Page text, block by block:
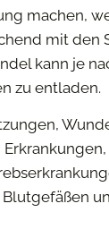
machen,
mit
kann je
zu entladen.